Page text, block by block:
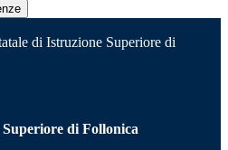
di Istruzione Superiore di
di Follonica